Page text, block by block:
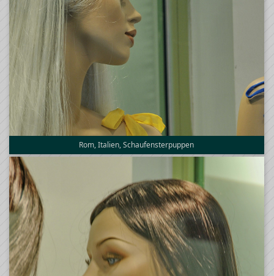
Rom, Italien, Schaufensterpuppen